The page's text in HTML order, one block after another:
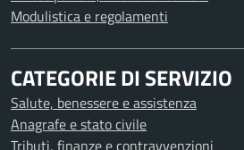
Modulistica e regolamenti
CATEGORIE DI SERVIZIO
Salute, benessere e assistenza
Anagrafe e stato civile
Tributi, finanze e contravvenzioni